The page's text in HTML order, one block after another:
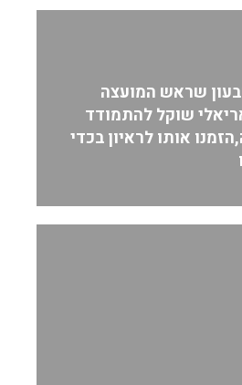
שראש המועצה
שוקל להתמודד
אותו לראיון בכדי